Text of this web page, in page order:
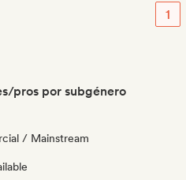
1
pros por subgénero
/ Mainstream